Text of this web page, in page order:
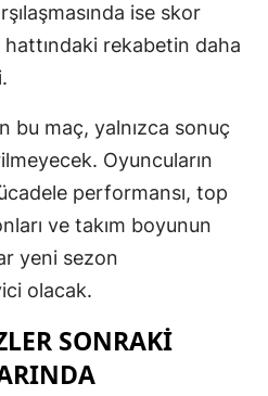
ise skor
rekabetin daha
bu maç, yalnızca sonuç
Oyuncuların
performansı, top
ve takım boyunun
yeni sezon
olacak.
SONRAKI